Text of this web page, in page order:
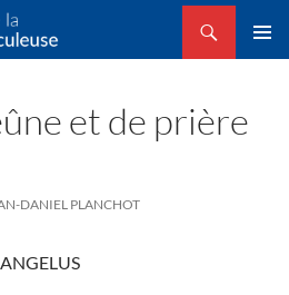
Miraculeuse
et de prière
DANIEL PLANCHOT
ANGELUS